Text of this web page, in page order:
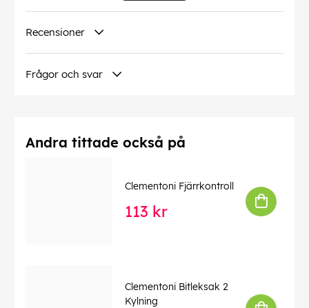
stötar och fall under vardagens äventyr, medan de
mjuka klossarna erbjuder en säker lekupplevelse.
Oavsett om du letar efter en present till ett speciellt
är detta aktivitetslekset ett fantastiskt val. Det är inte
Ta hem Soft Clemmy Stitch-bussen idag och se hur ditt
barns fantasi tar över ratten. Med Stitch och Angel vid
Denna text har översatts automatiskt, fel kan
Recensioner
Frågor och svar
Andra tittade också på
Clementoni Fjärrkontroll
113 kr
Clementoni Bitleksak 2
Kylning